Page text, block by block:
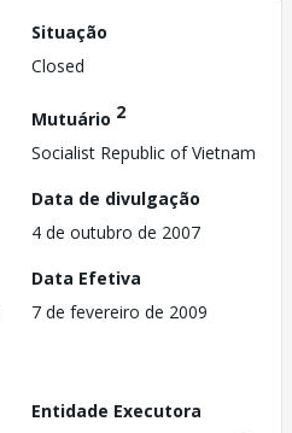
Situação
Closed
Mutuário 2
Socialist Republic of Vietnam
Data de divulgação
4 de outubro de 2007
Data Efetiva
7 de fevereiro de 2009
Entidade Executora